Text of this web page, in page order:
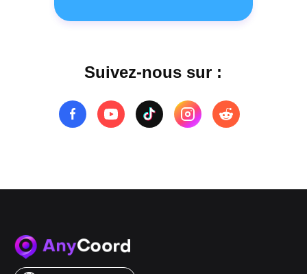
Suivez-nous sur :